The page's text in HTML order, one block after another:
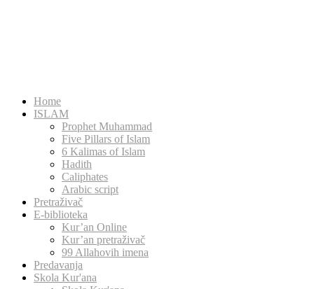
Home
ISLAM
Prophet Muhammad
Five Pillars of Islam
6 Kalimas of Islam
Hadith
Caliphates
Arabic script
Pretraživač
E-biblioteka
Kur’an Online
Kur’an pretraživač
99 Allahovih imena
Predavanja
Skola Kur'ana